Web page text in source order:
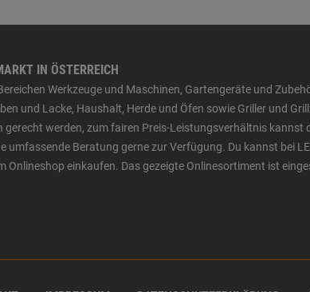
IN ÖSTERREICH
Werkzeuge und Maschinen, Gartengeräte und
und Lacke, Haushalt, Herde und Öfen sowie Griller und
werden, zum fairen Preis-Leistungsverhältnis kannst
umfassende Beratung gerne zur Verfügung. Du kannst bei
einkaufen. Das gezeigte Onlinesortiment ist